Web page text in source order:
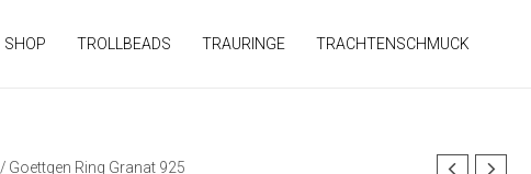
SHOP TROLLBEADS TRAURINGE TRACHTENSCHMUCK
/ Goettgen Ring Granat 925